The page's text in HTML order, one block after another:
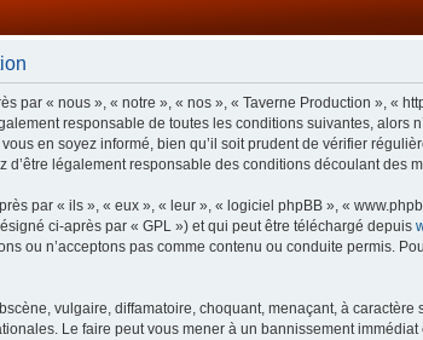
par « nous », « notre », « nos », « Taverne Production », «
responsable de toutes les conditions suivantes,
en soyez informé, bien qu’il soit prudent de vérifier
d’être légalement responsable des conditions découlant des
par « ils », « eux », « leur », « logiciel phpBB », «
ci-après par « GPL ») et qui peut être téléchargé depuis
ou n’acceptons pas comme contenu ou conduite permis.
vulgaire, diffamatoire, choquant, menaçant, à
Le faire peut vous mener à un bannissement